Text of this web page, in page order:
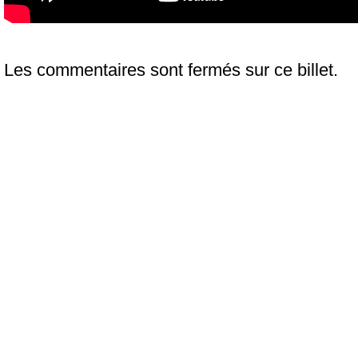
Les commentaires sont fermés sur ce billet.